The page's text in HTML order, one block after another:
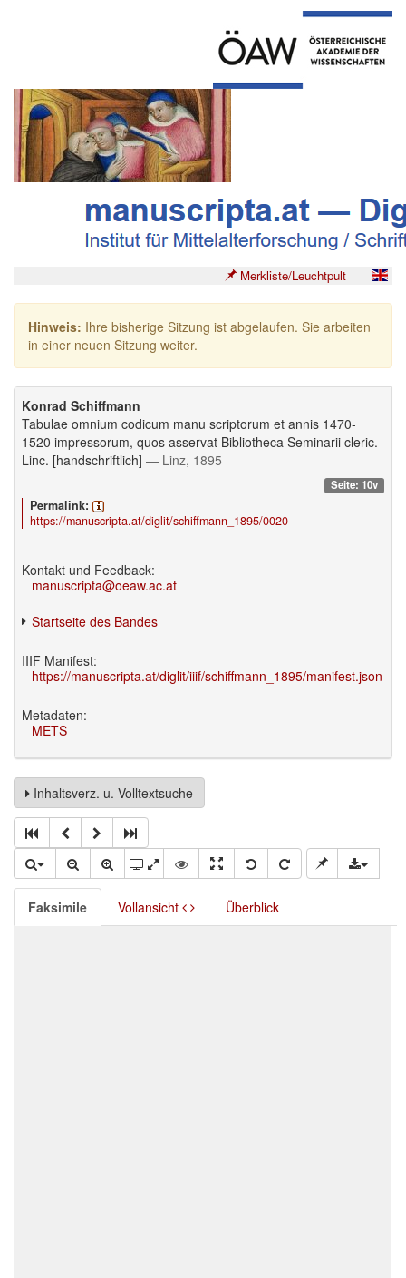
Merkliste/Leuchtpult
Hinweis: Ihre bisherige Sitzung ist abgelaufen. Sie arbeiten
in einer neuen Sitzung weiter.
Konrad Schiffmann
Tabulae omnium codicum manu scriptorum et annis 1470-
1520 impressorum, quos asservat Bibliotheca Seminarii cleric.
Linc. [handschriftlich] — Linz, 1895
Seite: 10v
Permalink:
https://manuscripta.at/diglit/schiffmann_1895/0020
Kontakt und Feedback:
manuscripta@oeaw.ac.at
Startseite des Bandes
IIIF Manifest:
https://manuscripta.at/diglit/iiif/schiffmann_1895/manifest.json
Metadaten:
METS
Inhaltsverz. u. Volltextsuche
Faksimile Vollansicht Überblick